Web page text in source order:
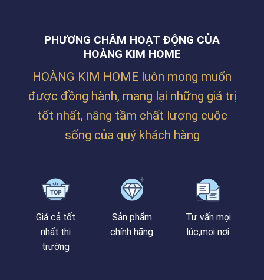
PHƯỚC
NGUYÊN,
KHÊ,
ĐÀ
NẴNG
MAX
TẠI
CÔ
–
PHƯƠNG CHÂM HOẠT ĐỘNG CỦA
HOÀNG KIM HOME
HOÀNG KIM HOME luôn mong muốn
được đồng hành, mang lại những giá trị
tốt nhất, nâng tầm chất lượng cuộc
sống của quý khách hàng
Giá cả tốt
nhất thị
trường
Sản phẩm
chính hãng
Tư vấn mọi
lúc,mọi nơi